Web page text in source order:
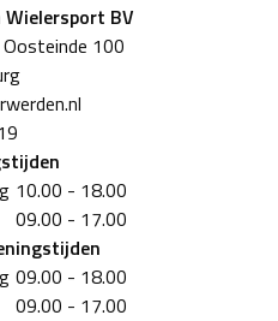
comfort en zorgen ervoor
hebben.
BV
100
10.00 - 18.00
09.00 - 17.00
09.00 - 18.00
09.00 - 17.00